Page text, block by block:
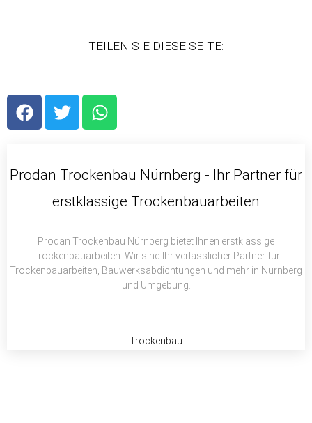
TEILEN SIE DIESE SEITE:
F
a
b
T
w
t
r
W
h
s
p
Prodan Trockenbau Nürnberg - Ihr Partner für
erstklassige Trockenbauarbeiten
Prodan Trockenbau Nürnberg bietet Ihnen erstklassige
Trockenbauarbeiten. Wir sind Ihr verlässlicher Partner für
Trockenbauarbeiten, Bauwerksabdichtungen und mehr in Nürnberg
und Umgebung.
Trockenbau